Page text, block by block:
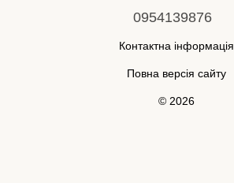
0954139876
Контактна інформація
Повна версія сайту
© 2026